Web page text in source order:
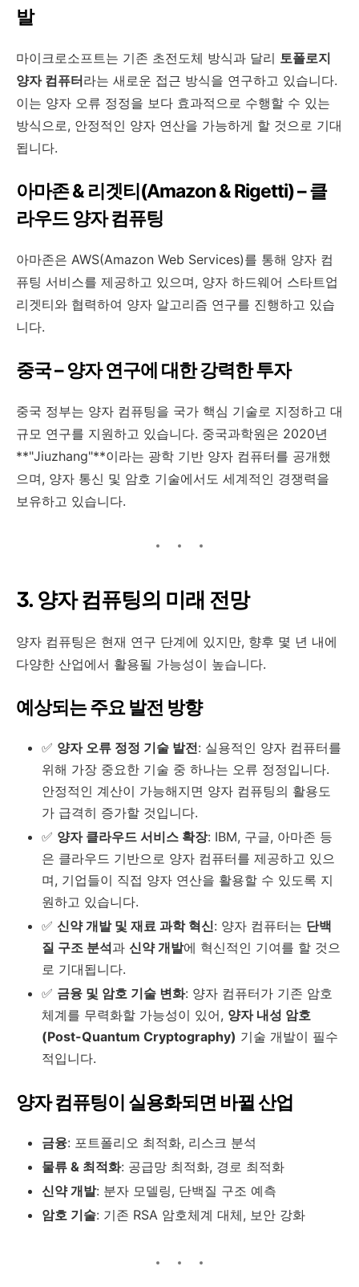
발
마이크로소프트는 기존 초전도체 방식과 달리 토폴로지
양자 컴퓨터라는 새로운 접근 방식을 연구하고 있습니다.
이는 양자 오류 정정을 보다 효과적으로 수행할 수 있는
방식으로, 안정적인 양자 연산을 가능하게 할 것으로 기대
됩니다.
아마존 & 리겟티(Amazon & Rigetti) – 클
라우드 양자 컴퓨팅
아마존은 AWS(Amazon Web Services)를 통해 양자 컴
퓨팅 서비스를 제공하고 있으며, 양자 하드웨어 스타트업
리겟티와 협력하여 양자 알고리즘 연구를 진행하고 있습
니다.
중국 – 양자 연구에 대한 강력한 투자
중국 정부는 양자 컴퓨팅을 국가 핵심 기술로 지정하고 대
규모 연구를 지원하고 있습니다. 중국과학원은 2020년
**"Jiuzhang"**이라는 광학 기반 양자 컴퓨터를 공개했
으며, 양자 통신 및 암호 기술에서도 세계적인 경쟁력을
보유하고 있습니다.
3. 양자 컴퓨팅의 미래 전망
양자 컴퓨팅은 현재 연구 단계에 있지만, 향후 몇 년 내에
다양한 산업에서 활용될 가능성이 높습니다.
예상되는 주요 발전 방향
✅ 양자 오류 정정 기술 발전: 실용적인 양자 컴퓨터를
위해 가장 중요한 기술 중 하나는 오류 정정입니다.
안정적인 계산이 가능해지면 양자 컴퓨팅의 활용도
가 급격히 증가할 것입니다.
✅ 양자 클라우드 서비스 확장: IBM, 구글, 아마존 등
은 클라우드 기반으로 양자 컴퓨터를 제공하고 있으
며, 기업들이 직접 양자 연산을 활용할 수 있도록 지
원하고 있습니다.
✅ 신약 개발 및 재료 과학 혁신: 양자 컴퓨터는 단백
질 구조 분석과 신약 개발에 혁신적인 기여를 할 것으
로 기대됩니다.
✅ 금융 및 암호 기술 변화: 양자 컴퓨터가 기존 암호
체계를 무력화할 가능성이 있어, 양자 내성 암호
(Post-Quantum Cryptography) 기술 개발이 필수
적입니다.
양자 컴퓨팅이 실용화되면 바뀔 산업
금융: 포트폴리오 최적화, 리스크 분석
물류 & 최적화: 공급망 최적화, 경로 최적화
신약 개발: 분자 모델링, 단백질 구조 예측
암호 기술: 기존 RSA 암호체계 대체, 보안 강화